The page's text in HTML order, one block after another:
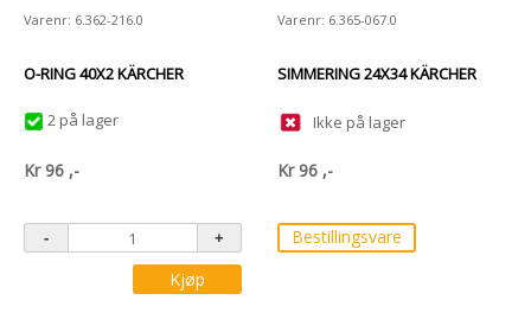
Varenr: 6.362-216.0
O-RING 40X2 KÄRCHER
2 på lager
Kr 96 ,-
Kjøp
Varenr: 6.365-067.0
SIMMERING 24X34 KÄRCHER
Ikke på lager
Kr 96 ,-
Bestillingsvare